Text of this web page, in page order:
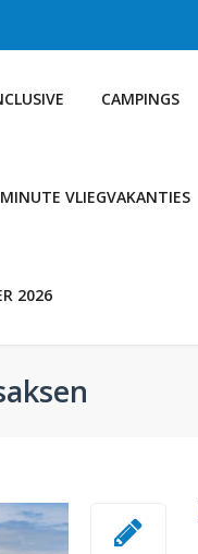
CAMPINGS
VLIEGVAKANTIES
2026